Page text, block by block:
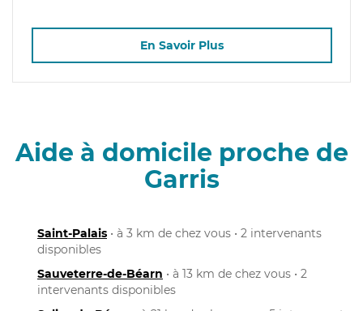
En Savoir Plus
Aide à domicile proche de
Garris
Saint-Palais • à 3 km de chez vous • 2 intervenants
disponibles
Sauveterre-de-Béarn • à 13 km de chez vous • 2
intervenants disponibles